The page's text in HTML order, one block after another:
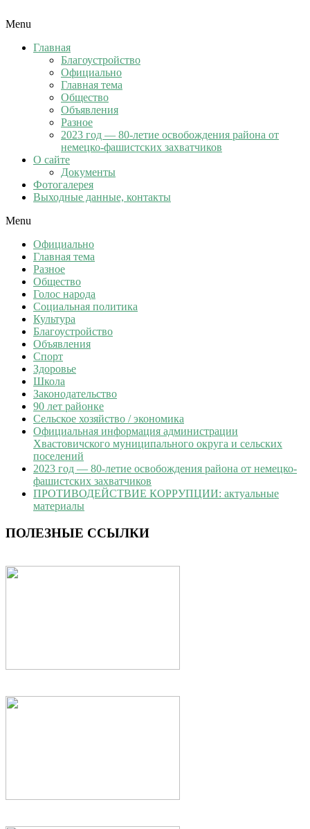
Menu
Главная
Благоустройство
Официально
Главная тема
Общество
Объявления
Разное
2023 год — 80-летие освобождения района от
немецко-фашистских захватчиков
О сайте
Документы
Фотогалерея
Выходные данные, контакты
Menu
Официально
Главная тема
Разное
Общество
Голос народа
Социальная политика
Культура
Благоустройство
Объявления
Спорт
Здоровье
Школа
Законодательство
90 лет районке
Сельское хозяйство / экономика
Официальная информация администрации
Хвастовичского муниципального округа и сельских
поселений
2023 год — 80-летие освобождения района от немецко-
фашистских захватчиков
ПРОТИВОДЕЙСТВИЕ КОРРУПЦИИ: актуальные
материалы
ПОЛЕЗНЫЕ ССЫЛКИ